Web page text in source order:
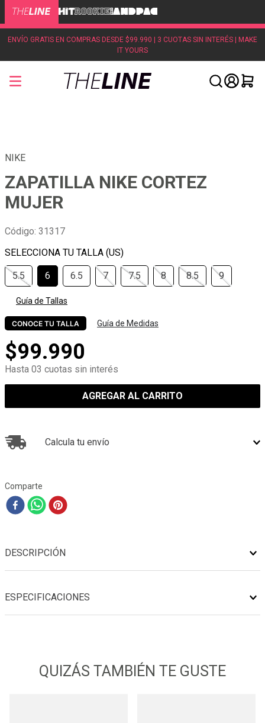
ENVÍO GRATIS EN COMPRAS DESDE $99.990 | 3 CUOTAS SIN INTERÉS | MAKE
IT YOURS
NIKE
ZAPATILLA NIKE CORTEZ
MUJER
Código: 31317
5.5 6 6.5 7 7.5 8 8.5 9
Guía de Tallas
CONOCE TU TALLA Guía de Medidas
$99.990
Hasta 03 cuotas sin interés
AGREGAR AL CARRITO
Calcula tu envío
Comparte
DESCRIPCIÓN
ESPECIFICACIONES
QUIZÁS TAMBIÉN TE GUSTE